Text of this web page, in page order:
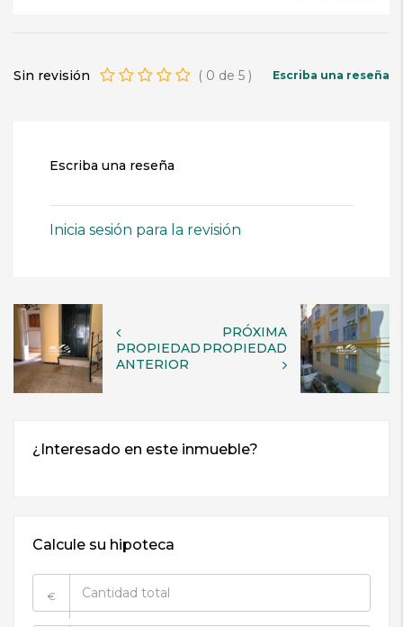
Sin revisión ( 0 de 5 ) Escriba una reseña
Escriba una reseña
Inicia sesión para la revisión
PROPIEDAD
ANTERIOR
PRÓXIMA
PROPIEDAD
Calcule su hipoteca
€